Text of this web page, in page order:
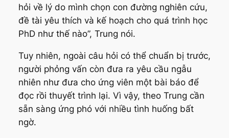
hỏi về lý do mình chọn con đường nghiên cứu,
đề tài yêu thích và kế hoạch cho quá trình học
PhD như thế nào”, Trung nói.
Tuy nhiên, ngoài câu hỏi có thể chuẩn bị trước,
người phỏng vấn còn đưa ra yêu cầu ngẫu
nhiên như đưa cho ứng viên một bài báo để
đọc rồi thuyết trình lại. Vì vậy, theo Trung cần
sẵn sàng ứng phó với nhiều tình huống bất
ngờ.